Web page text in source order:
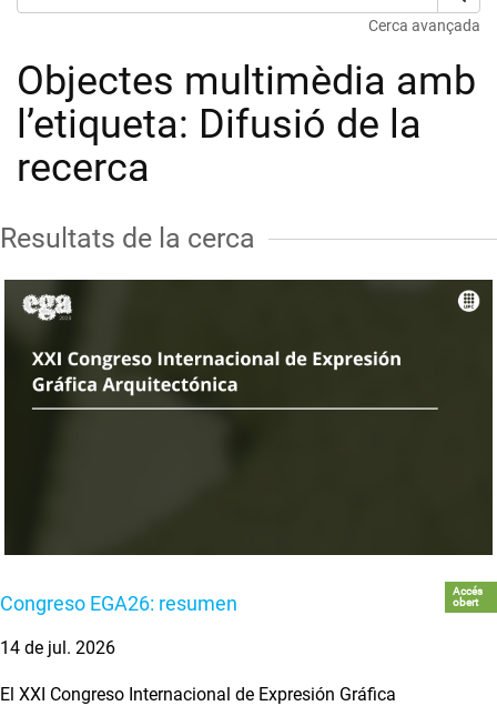
Cerca avançada
Objectes multimèdia amb
l’etiqueta: Difusió de la
recerca
Resultats de la cerca
Congreso EGA26: resumen
Accés
obert
14 de jul. 2026
El XXI Congreso Internacional de Expresión Gráfica